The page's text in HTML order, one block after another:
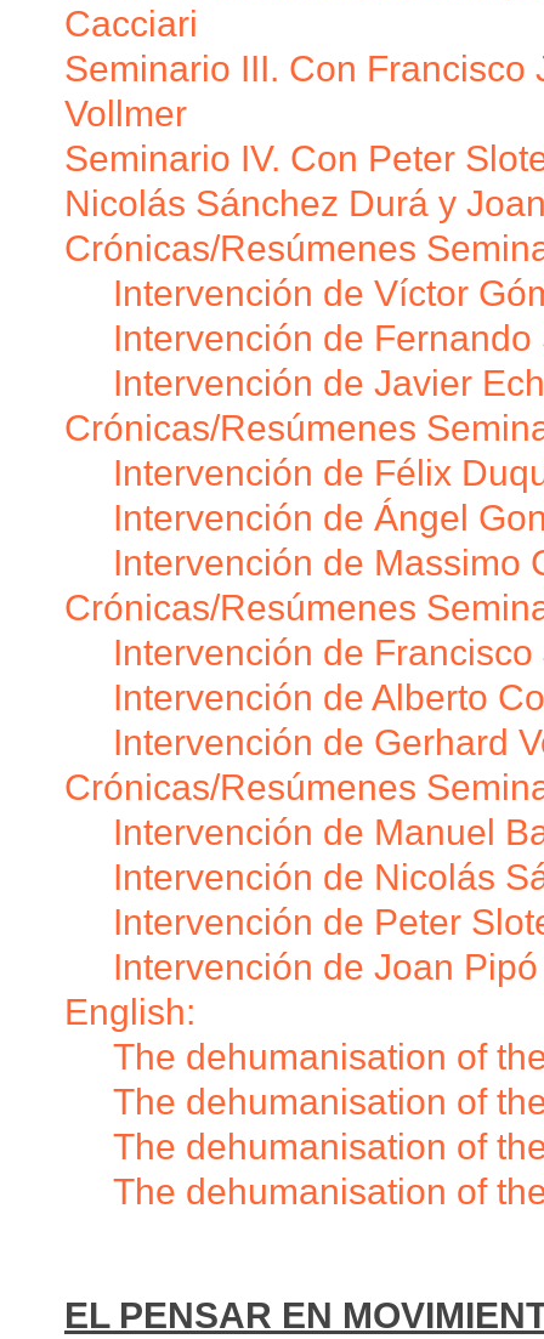
Cacciari
Seminario III. Con Francisco
Vollmer
Seminario IV. Con Peter
Nicolás Sánchez Durá y
Crónicas/Resúmenes
Intervención de Víctor
Intervención de Fernando
Intervención de Javier
Crónicas/Resúmenes
Intervención de Félix
Intervención de Ángel
Intervención de Massimo
Crónicas/Resúmenes
Intervención de Francisco
Intervención de Alberto
Intervención de Gerhard
Crónicas/Resúmenes
Intervención de Manuel
Intervención de Nicolás
Intervención de Peter
Intervención de Joan
English:
The dehumanisation of
The dehumanisation of
The dehumanisation of
The dehumanisation of
EL PENSAR EN